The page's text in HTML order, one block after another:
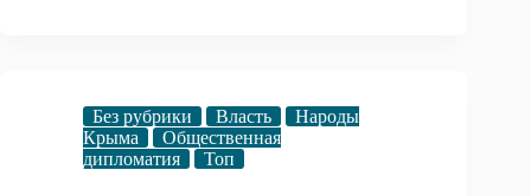
Без рубрики Власть
Народы
Крыма
Общественная
дипломатия
Топ